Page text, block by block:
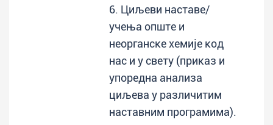
6. Циљеви наставе/
учења опште и
неорганске хемије код
нас и у свету (приказ и
упоредна анализа
циљева у различитим
наставним програмима).